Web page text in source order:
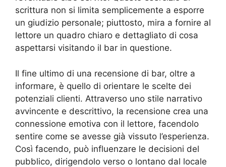
scrittura non si limita semplicemente a esporre
un giudizio personale; piuttosto, mira a fornire al
lettore un quadro chiaro e dettagliato di cosa
aspettarsi visitando il bar in questione.
Il fine ultimo di una recensione di bar, oltre a
informare, è quello di orientare le scelte dei
potenziali clienti. Attraverso uno stile narrativo
avvincente e descrittivo, la recensione crea una
connessione emotiva con il lettore, facendolo
sentire come se avesse già vissuto l’esperienza.
Così facendo, può influenzare le decisioni del
pubblico, dirigendolo verso o lontano dal locale